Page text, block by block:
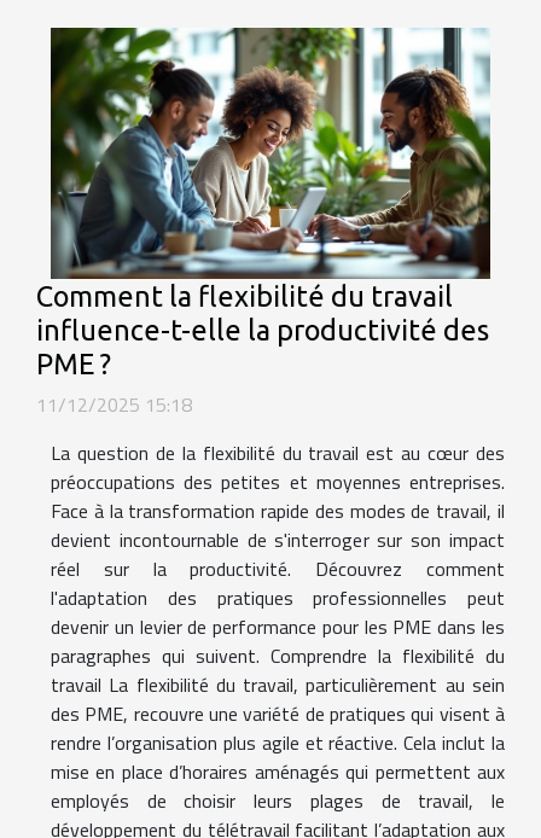
Comment la flexibilité du travail
influence-t-elle la productivité des
PME ?
11/12/2025 15:18
La question de la flexibilité du travail est au cœur des
préoccupations des petites et moyennes entreprises.
Face à la transformation rapide des modes de travail, il
devient incontournable de s'interroger sur son impact
réel sur la productivité. Découvrez comment
l'adaptation des pratiques professionnelles peut
devenir un levier de performance pour les PME dans les
paragraphes qui suivent. Comprendre la flexibilité du
travail La flexibilité du travail, particulièrement au sein
des PME, recouvre une variété de pratiques qui visent à
rendre l’organisation plus agile et réactive. Cela inclut la
mise en place d’horaires aménagés qui permettent aux
employés de choisir leurs plages de travail, le
développement du télétravail facilitant l’adaptation aux